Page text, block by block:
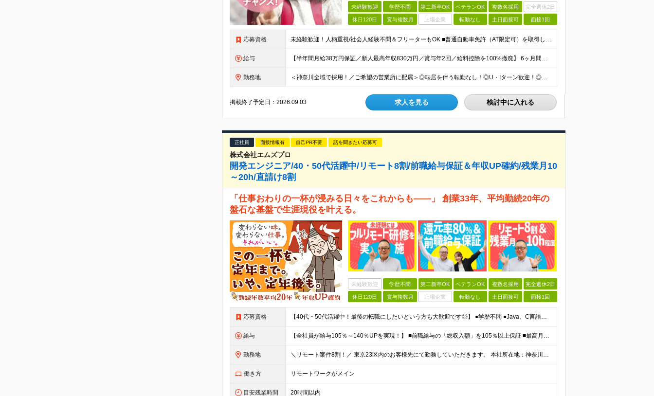
未経験歓迎 学歴不問 第二新卒OK ベテランOK 複数名採用 完全週休2日
休日120日 賞与複数月 上場企業 転勤なし 土日面接可 面接1回
応募資格 未経験歓迎！人柄重視/社会人経験不問＆フリーターもOK ■普通自動車免許（AT限定可）を取得して1年以上経過している方 ※前職・学歴・ブランク・転職回数などは一切不問です。 <2種免許取得代は全額
給与 【半年間月給38万円保証／新人最高年収830万円／賞与年2回／給料控除を100%撤廃】 6ヶ月間、月給38万円保証＋歩合給＋賞与年2回（川崎／保土ヶ谷／戸塚） ◆保証額を超える売上時は上乗せした給与
勤務地 ＜神奈川全域で採用！／ご希望の営業所に配属＞◎転居を伴う転勤なし！◎U・Iターン歓迎！◎マイカー通勤OK（駐車場完備） 神奈川全域に6拠点（★希望の営業所に配属） ■本社：横浜市戸塚区名瀬町1152
掲載終了予定日：2026.09.03 求人を見る 検討中に入れる
正社員 面接情報有 自己PR不要 話を聞きたい応募可
株式会社エムズプロ
開発エンジニア/40・50代活躍中/リモート8割/前職給与保証＆年収UP確約/残業月10
～20h/直請け8割
「仕事おわりの一杯が浸みる日々をこれからも――」 創業33年、平均勤続20年の
盤石な基盤で生涯現役を叶える。
未経験歓迎 学歴不問 第二新卒OK ベテランOK 複数名採用 完全週休2日
休日120日 賞与複数月 上場企業 転勤なし 土日面接可 面接1回
応募資格 【40代・50代活躍中！最後の転職にしたいという方も大歓迎です◎】 ●学歴不問 ●Java、C言語、C++、C#、PHP、Pythonいずれかの開発経験がある方 ＼こんな方を待っています／ ★「今の
給与 【全社員が給与105％～140％UPを実現！】 ■前職給与の「総収入額」を105％以上保証 ■最高月給120万円・年収1000万円以上も可能 ■確定拠出年金（401K）完備で老後の備えも盤石 月給3
勤務地 ＼リモート案件8割！／ 東京23区内のお客様先にて勤務していただきます。 本社所在地：神奈川県横浜市瀬谷区本郷3-1-17 第2斉藤ビル2F (変更の範囲)上記を除く当社関連勤務地
働き方 リモートワークがメイン
目安残業時間 20時間以内